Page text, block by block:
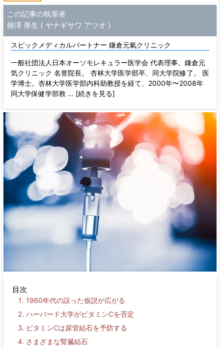
この記事の執筆者
柳澤 厚生 ( ヤナギサワ アツオ )
スピックメディカルパートナー 鎌倉元氣クリニック
一般社団法人日本オーソモレキュラー医学会 代表理事。鎌倉元
気クリニック 名誉院長。 杏林大学医学部卒、同大学院修了。 医
学博士。杏林大学医学部内科助教授を経て、2000年〜2008年
同大学保健学部救 ... [続きを見る]
目次
1960年代の誤った仮説が広がる
ハーバード大学がビタミンCを否定
ビタミンCは尿管結石を予防する
さまざまな腎臓結石